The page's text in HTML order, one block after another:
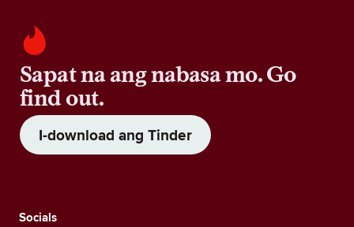
Sapat na ang nabasa mo. Go
find out.
I-download ang Tinder
Socials